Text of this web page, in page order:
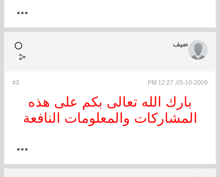
ضيف
#3 05-10-2009, 12:27 PM
بارك الله تعالى بكم على هذه
المشاركات والمعلومات النافعة